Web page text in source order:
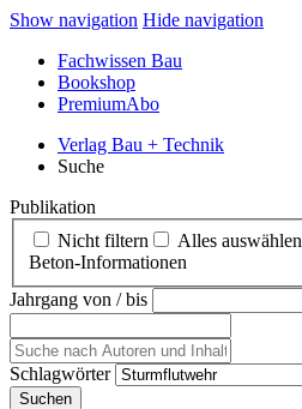
Show navigation Hide navigation
Fachwissen Bau
Bookshop
PremiumAbo
Verlag Bau + Technik
Suche
Publikation
Nicht filtern
Alles auswählen
Beton‑Informationen
Jahrgang von / bis
Schlagwörter